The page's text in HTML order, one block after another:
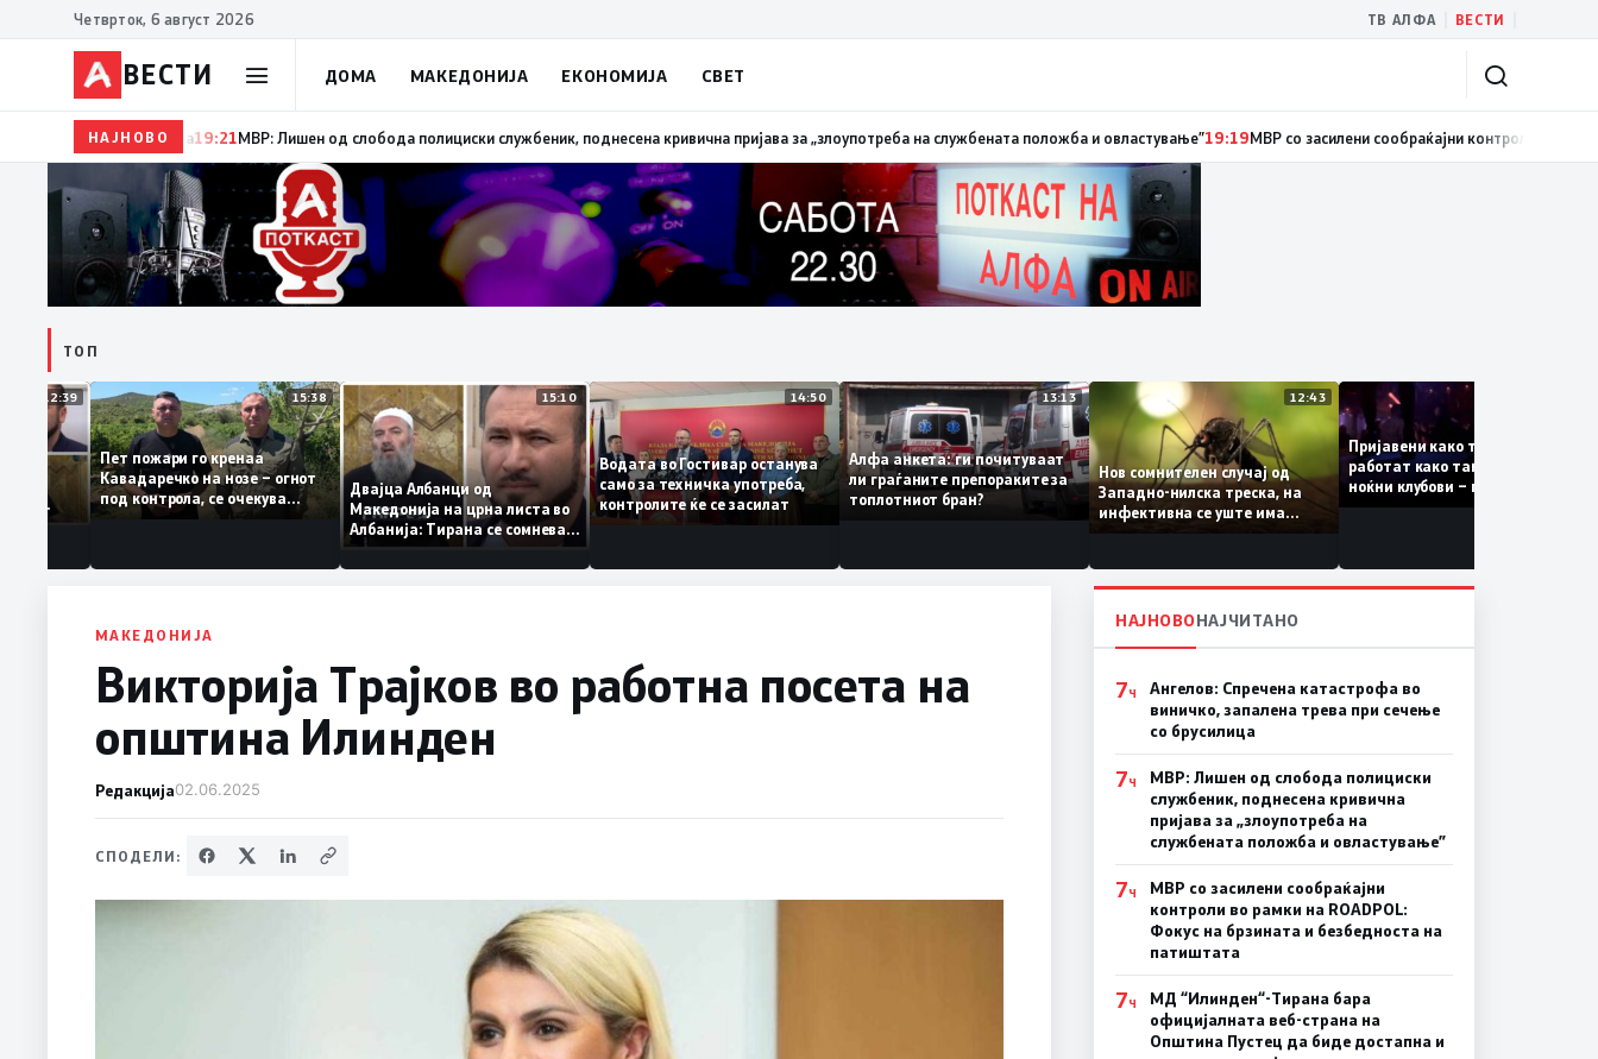
Четврток, 6 август 2026 ТВ АЛФА ВЕСТИ
ВЕСТИ ДОМА МАКЕДОНИЈА ЕКОНОМИЈА СВЕТ
НАЈНОВО19:22Ангелов: Спречена катастрофа во виничко, запалена трева при сечење со брусилица19:21МВР: Лишен од слобода полициски службеник, поднесена кривична пријава за „злоупотреба на
ТОП
12:39
од
му гори
15:38
Пет пожари го кренаа
Кавадаречко на нозе – огнот
под контрола, се очекува
целосно гаснење
15:10
Двајца Албанци од
Македонија на црна листа во
Албанија: Тирана се сомнева
дека работеле за
терористички организации
14:50
Водата во Гостивар останува
само за техничка употреба,
контролите ќе се засилат
13:13
Алфа анкета: ги почитуваат
ли граѓаните препораките за
топлотниот бран?
12:43
Нов сомнителен случај од
Западно-нилска треска, на
инфективна се уште има
пациенти во критична
Пријавени како туристки, а
работат како танчерки во
ноќни клубови – полицијата
откри сомнителна шема за
МАКЕДОНИЈА
Викторија Трајков во работна посета на
општина Илинден
Редакција02.06.2025
СПОДЕЛИ:
НАЈНОВОНАЈЧИТАНО
7Ч
Ангелов: Спречена катастрофа во
виничко, запалена трева при сечење
со брусилица
7Ч
МВР: Лишен од слобода полициски
службеник, поднесена кривична
пријава за „злоупотреба на
службената положба и овластување”
7Ч
МВР со засилени сообраќајни
контроли во рамки на ROADPOL:
Фокус на брзината и безбедноста на
патиштата
7Ч
МД “Илинден“-Тирана бара
официјалната веб-страна на
Општина Пустец да биде достапна и